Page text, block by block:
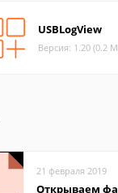
USBLogView
Версия: 1.20 (0.2
21 февраля 2019
Открываем